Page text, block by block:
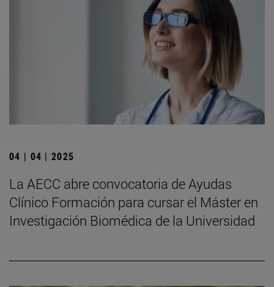
04 | 04 | 2025
La AECC abre convocatoria de Ayudas
Clínico Formación para cursar el Máster en
Investigación Biomédica de la Universidad